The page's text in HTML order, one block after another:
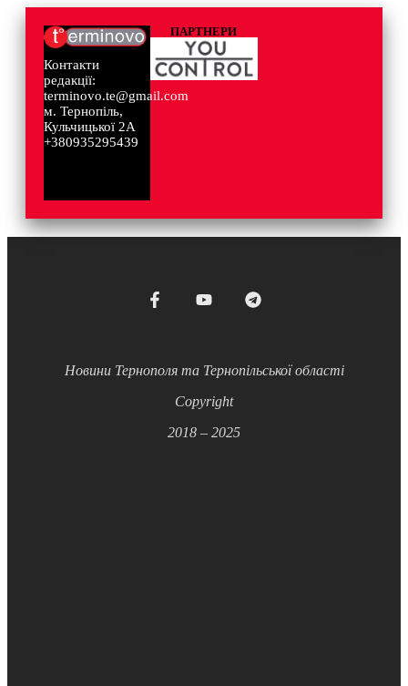
Контакти
редакції:
terminovo.te@gmail.com
м. Тернопіль,
Кульчицької 2А
+380935295439
ПАРТНЕРИ
Новини Тернополя та Тернопільської області
Copyright
2018 – 2025